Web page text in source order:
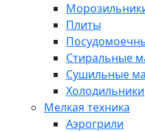
Плиты
Стиральные
Сушильные
Холодильники
Мелкая техника
Аэрогрили